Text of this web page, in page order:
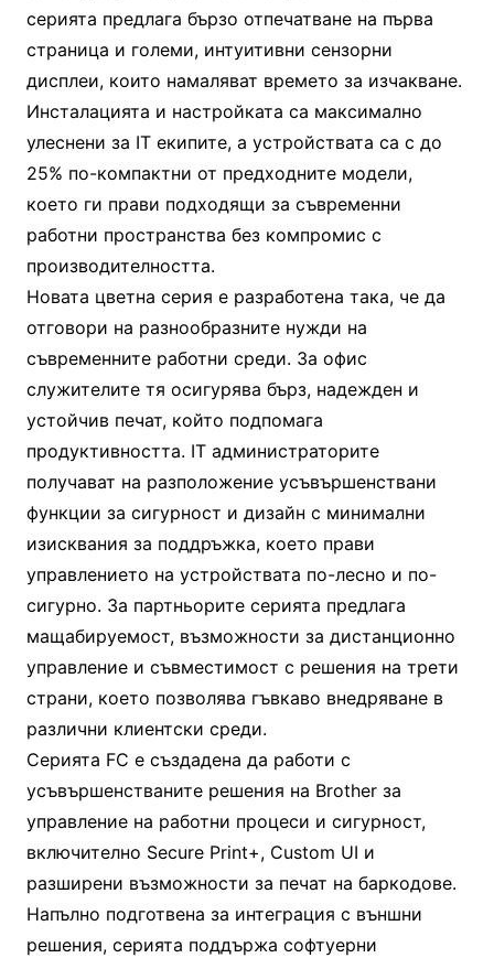
серията предлага бързо отпечатване на първа
страница и големи, интуитивни сензорни
дисплеи, които намаляват времето за изчакване.
Инсталацията и настройката са максимално
улеснени за IT екипите, а устройствата са с до
25% по-компактни от предходните модели,
което ги прави подходящи за съвременни
работни пространства без компромис с
производителността.
Новата цветна серия е разработена така, че да
отговори на разнообразните нужди на
съвременните работни среди. За офис
служителите тя осигурява бърз, надежден и
устойчив печат, който подпомага
продуктивността. IT администраторите
получават на разположение усъвършенствани
функции за сигурност и дизайн с минимални
изисквания за поддръжка, което прави
управлението на устройствата по-лесно и по-
сигурно. За партньорите серията предлага
мащабируемост, възможности за дистанционно
управление и съвместимост с решения на трети
страни, което позволява гъвкаво внедряване в
различни клиентски среди.
Серията FC е създадена да работи с
усъвършенстваните решения на Brother за
управление на работни процеси и сигурност,
включително Secure Print+, Custom UI и
разширени възможности за печат на баркодове.
Напълно подготвена за интеграция с външни
решения, серията поддържа софтуерни